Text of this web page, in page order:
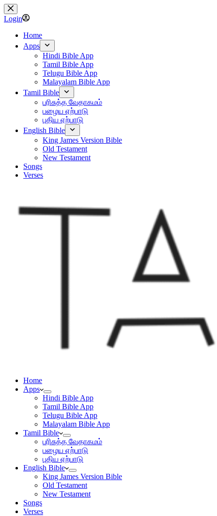
Skip
to
content
Login
Home
Apps
Hindi Bible App
Tamil Bible App
Telugu Bible App
Malayalam Bible App
Tamil Bible
பரிசுத்த வேதாகமம்
பழைய ஏற்பாடு
புதிய ஏற்பாடு
English Bible
King James Version Bible
Old Testament
New Testament
Songs
Verses
Home
Apps
Hindi Bible App
Tamil Bible App
Telugu Bible App
Malayalam Bible App
Tamil Bible
பரிசுத்த வேதாகமம்
பழைய ஏற்பாடு
புதிய ஏற்பாடு
English Bible
King James Version Bible
Old Testament
New Testament
Songs
Verses